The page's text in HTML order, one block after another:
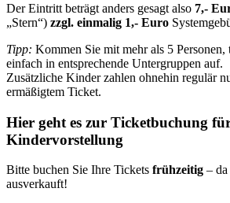
Der Eintritt beträgt anders gesagt also 7,-
„Stern“) zzgl. einmalig 1,- Euro
Tipp: Kommen Sie mit mehr als 5 Personen,
einfach in entsprechende Untergruppen auf.
Zusätzliche Kinder zahlen ohnehin regulär
ermäßigtem Ticket.
Hier geht es zur Ticketbuchung
Kindervorstellung
Bitte buchen Sie Ihre Tickets frühzeitig –
ausverkauft!